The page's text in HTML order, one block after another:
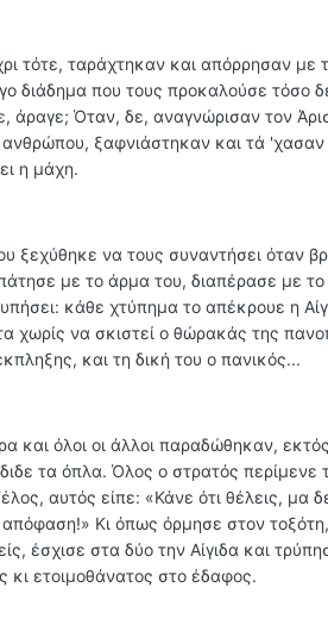
τότε, ταράχτηκαν και απόρρησαν με
διάδημα που τους προκαλούσε τόσο
άραγε; Όταν, δε, αναγνώρισαν τον
ξαφνιάστηκαν και τά 'χασαν
η μάχη.
ξεχύθηκε να τους συναντήσει όταν
με το άρμα του, διαπέρασε με το
κάθε χτύπημα το απέκρουε η
χωρίς να σκιστεί ο θώρακάς της
και τη δική του ο πανικός...
και όλοι οι άλλοι παραδώθηκαν,
τα όπλα. Όλος ο στρατός περίμενε
αυτός είπε: «Κάνε ότι θέλεις, μα
Κι όπως όρμησε στον
έσχισε στα δύο την Αίγιδα και
ετοιμοθάνατος στο έδαφος.